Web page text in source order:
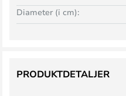
Diameter (i cm):
PRODUKTDETALJER